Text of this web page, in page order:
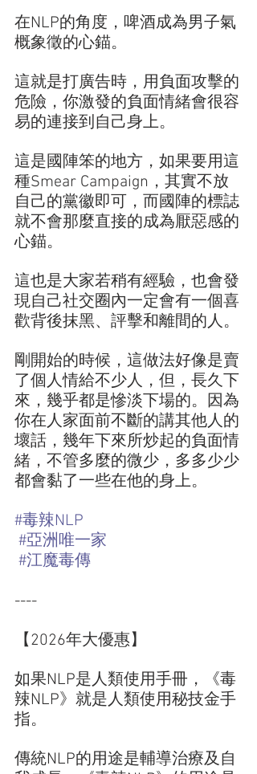
在NLP的角度，啤酒成為男子氣
概象徵的心錨。
這就是打廣告時，用負面攻擊的
危險，你激發的負面情緒會很容
易的連接到自己身上。
這是國陣笨的地方，如果要用這
種Smear Campaign，其實不放
自己的黨徽即可，而國陣的標誌
就不會那麼直接的成為厭惡感的
心錨。
這也是大家若稍有經驗，也會發
現自己社交圈內一定會有一個喜
歡背後抹黑、評擊和離間的人。
剛開始的時候，這做法好像是賣
了個人情給不少人，但，長久下
來，幾乎都是慘淡下場的。因為
你在人家面前不斷的講其他人的
壞話，幾年下來所炒起的負面情
緒，不管多麼的微少，多多少少
都會黏了一些在他的身上。
#毒辣NLP
#亞洲唯一家
#江魔毒傳
----
【2026年大優惠】
如果NLP是人類使用手冊，《毒
辣NLP》就是人類使用秘技金手
指。
傳統NLP的用途是輔導治療及自